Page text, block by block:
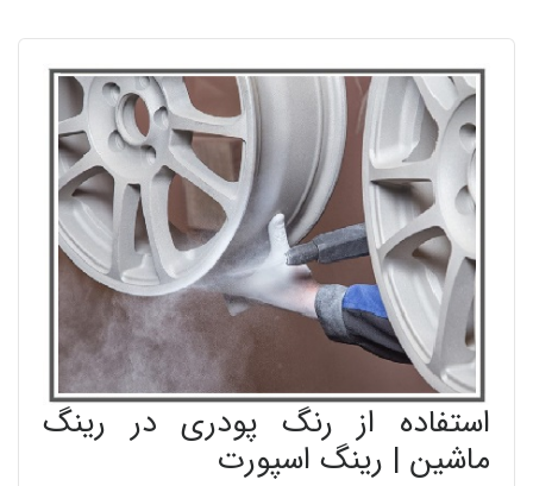
استفاده از رنگ پودری در رینگ
ماشین | رینگ اسپورت